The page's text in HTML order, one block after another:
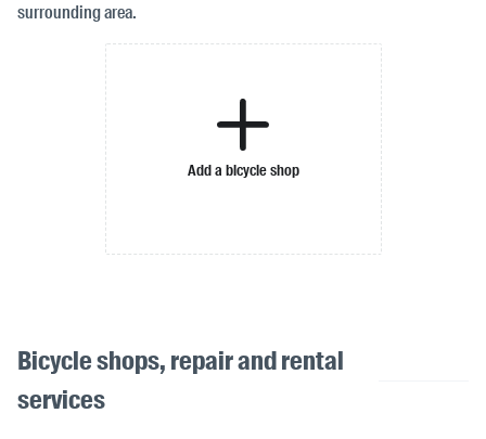
surrounding area.
Add a bicycle shop
Bicycle shops, repair and rental
services